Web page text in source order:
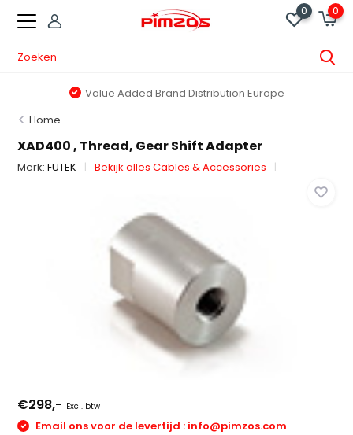
0 0
Value Added Brand Distribution Europe
Home
XAD400 , Thread, Gear Shift Adapter
Merk:FUTEK Bekijk alles Cables & Accessories
€298,- Excl. btw
Email ons voor de levertijd : info@pimzos.com